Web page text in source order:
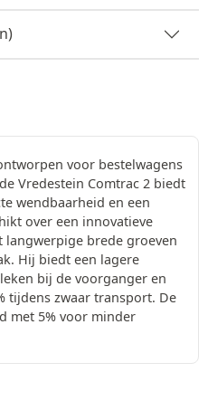
voor bestelwagens
Vredestein Comtrac 2 biedt
wendbaarheid en een
over een innovatieve
brede groeven
Hij biedt een lagere
bij de voorganger en
tijdens zwaar transport. De
met 5% voor minder